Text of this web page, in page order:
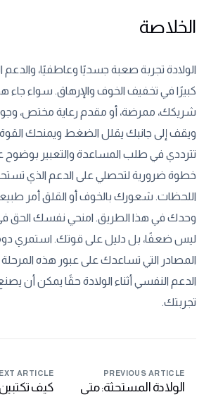
الخلاصة
الولادة تجربة صعبة جسديًا وعاطفيًا،
كبيرًا في تخفيف الخوف والإرهاق. سواء جاء
شريكك، ممرضة، أو مقدم رعاية مختص،
ويقف إلى جانبك يقلل الضغط ويمنحك القوة
تترددي في طلب المساعدة والتعبير بوضوح
خطوة ضرورية لتحصلي على الدعم الذي
اللحظات. شعورك بالخوف أو القلق أمر
وحدك في هذا الطريق. امنحي نفسك الحق في
ليس ضعفًا، بل دليل على قوتك. استمري
المصادر التي تساعدك على عبور هذه المرحلة
الدعم النفسي أثناء الولادة حقًا يمكن أن
تجربتك.
PREVIOUS ARTICLE
الولادة المستحثة: متى
ARTICLE
كيف